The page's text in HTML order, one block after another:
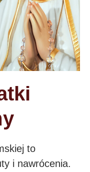
to
i nawrócenia.